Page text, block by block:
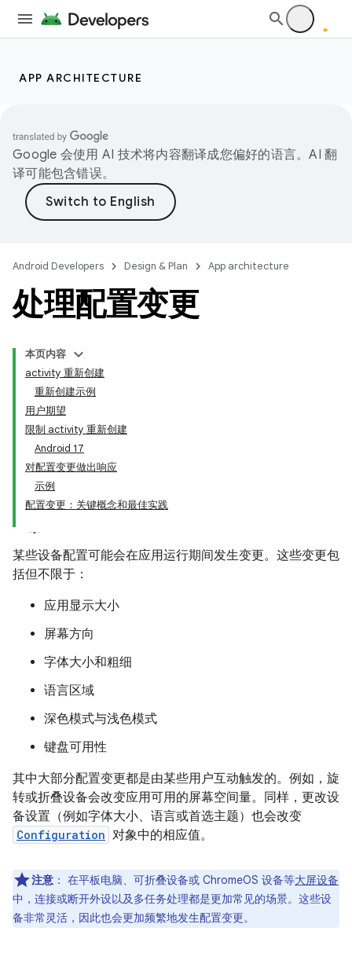
APP ARCHITECTURE
Google 会使用 AI 技术将内容翻译成您偏好的语言。AI 翻
译可能包含错误。
Android Developers Design & Plan App architecture
处理配置变更
本页内容
activity 重新创建
重新创建示例
用户期望
限制 activity 重新创建
Android 17
对配置变更做出响应
示例
配置变更：关键概念和最佳实践
某些设备配置可能会在应用运行期间发生变更。这些变更包
括但不限于：
应用显示大小
屏幕方向
字体大小和粗细
语言区域
深色模式与浅色模式
键盘可用性
其中大部分配置变更都是由某些用户互动触发的。例如，旋
转或折叠设备会改变应用可用的屏幕空间量。同样，更改设
备设置（例如字体大小、语言或首选主题）也会改变
Configuration 对象中的相应值。
注意 ： 在平板电脑、可折叠设备或 ChromeOS 设备等大屏设备
中，连接或断开外设以及多任务处理都是更加常见的场景。这些设
备非常灵活，因此也会更加频繁地发生配置变更。